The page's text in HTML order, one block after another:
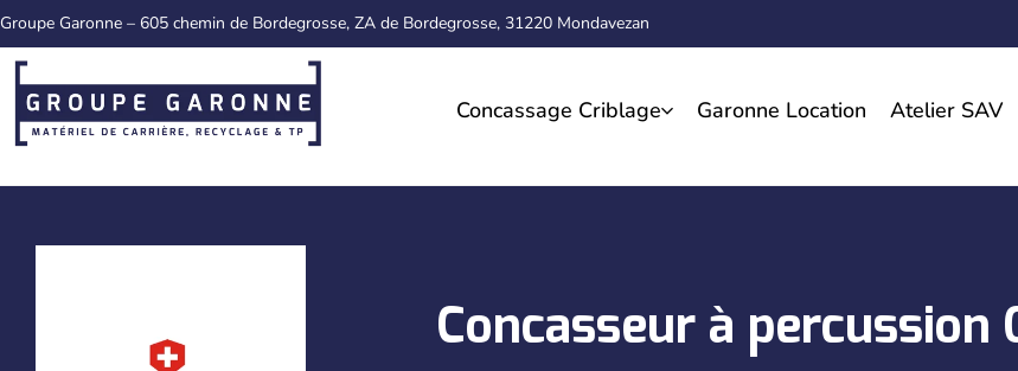
Groupe Garonne – 605 chemin de Bordegrosse, ZA de Bordegrosse, 31220 Mondavezan
Concassage Criblage Garonne Location Atelier SAV
Concasseur à percussion